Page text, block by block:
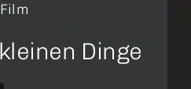
Film
Dinge